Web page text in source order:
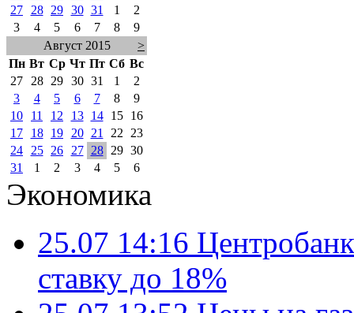
27
28 29 30 31 1
2
3
4 5 6 7 8
9
Август 2015
>
Пн Вт Ср Чт Пт Сб Вс
27
28 29 30 31 1
2
3
4 5 6 7 8
9
10
11 12 13 14 15
16
17
18 19 20 21 22
23
24
25 26 27 28 29 30
31
1 2 3 4 5 6
Экономика
25.07 14:16
ставку до 18%